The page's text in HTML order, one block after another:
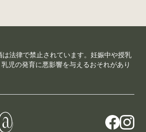
法律で禁止されています。妊娠中や授乳
児の発育に悪影響を与えるおそれがあり